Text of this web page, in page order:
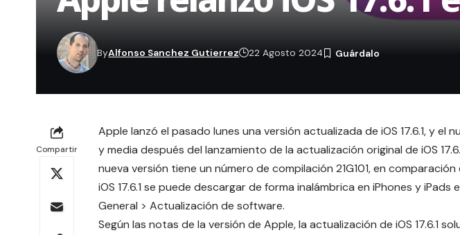
ByAlfonso Sanchez Gutierrez 22 Agosto 2024
Compartir
Apple lanzó el pasado lunes una versión actualizada de iOS 17.6.1, y el
y media después del lanzamiento de la actualización original de iOS
nueva versión tiene un número de compilación 21G101, en comparación
iOS 17.6.1 se puede descargar de forma inalámbrica en iPhones y iPads
General > Actualización de software.
Según las notas de la versión de Apple, la actualización de iOS 17.6.1